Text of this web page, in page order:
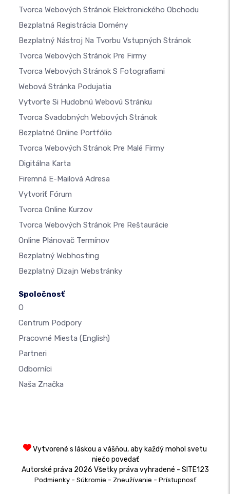
Tvorca Webových Stránok Elektronického Obchodu
Bezplatná Registrácia Domény
Bezplatný Nástroj Na Tvorbu Vstupných Stránok
Tvorca Webových Stránok Pre Firmy
Tvorca Webových Stránok S Fotografiami
Webová Stránka Podujatia
Vytvorte Si Hudobnú Webovú Stránku
Tvorca Svadobných Webových Stránok
Bezplatné Online Portfólio
Tvorca Webových Stránok Pre Malé Firmy
Digitálna Karta
Firemná E-Mailová Adresa
Vytvoriť Fórum
Tvorca Online Kurzov
Tvorca Webových Stránok Pre Reštaurácie
Online Plánovač Termínov
Bezplatný Webhosting
Bezplatný Dizajn Webstránky
Spoločnosť
O
Centrum Podpory
Pracovné Miesta (English)
Partneri
Odborníci
Naša Značka
Vytvorené s láskou a vášňou, aby každý mohol svetu
niečo povedať
Autorské práva 2026 Všetky práva vyhradené - SITE123
Podmienky- Súkromie - Zneužívanie - Prístupnosť